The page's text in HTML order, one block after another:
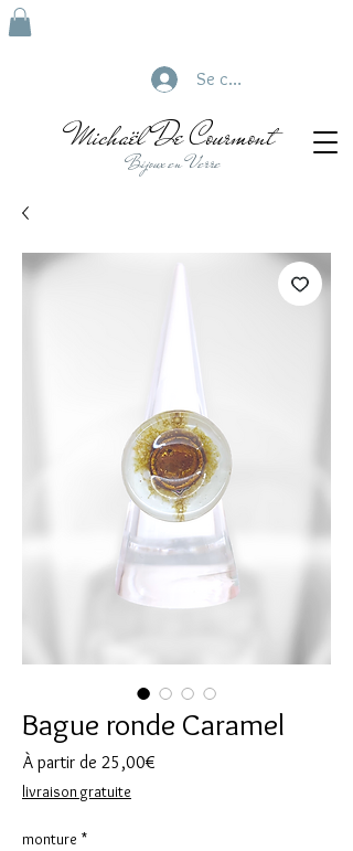
Michaël De Courmont
Bijoux en Verre
Se connecter
Bague ronde Caramel
À partir de 25,00€
livraison gratuite
monture *